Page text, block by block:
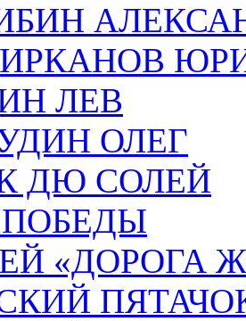
ЛЕВ
ОЛЕГ
ДЮ СОЛЕЙ
«ДОРОГА